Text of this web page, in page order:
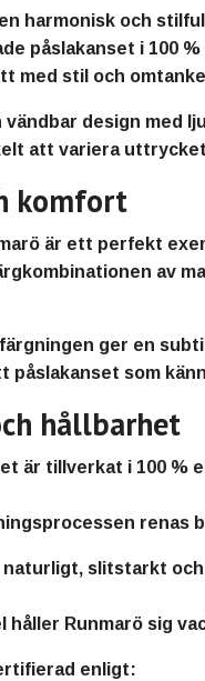
harmonisk och
påslakanset i 100
med stil och
vändbar design med
att variera
komfort
är ett perfekt
av
ger en
påslakanset som
hållbarhet
är tillverkat i 100 %
renas
naturligt, slitstarkt
håller Runmarö sig
enligt: